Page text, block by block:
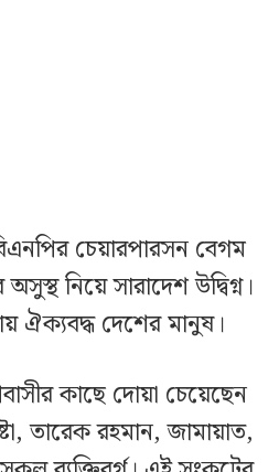
চেয়ারপারসন বেগম
নিয়ে সারাদেশ উদ্বিগ্ন।
ঐক্যবদ্ধ দেশের মানুষ।
কাছে দোয়া চেয়েছেন
তারেক রহমান, জামায়াত,